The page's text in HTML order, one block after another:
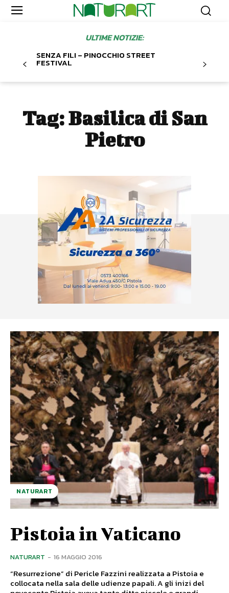
ULTIME NOTIZIE:
SENZA FILI – PINOCCHIO STREET
FESTIVAL
Tag:Basilica di San
Pietro
NATURART
Pistoia in Vaticano
NATURART - 16 MAGGIO 2016
“Resurrezione” di Pericle Fazzini realizzata a Pistoia e
collocata nella sala delle udienze papali. A gli inizi del